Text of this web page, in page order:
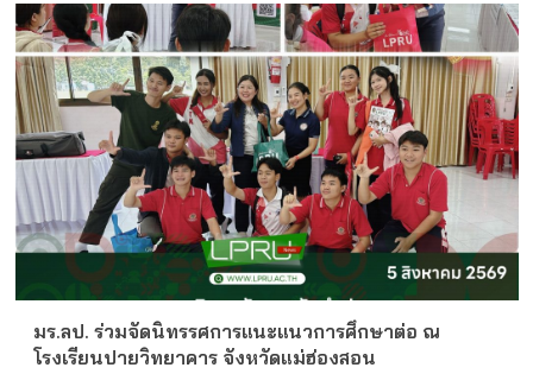
มร.ลป. ร่วมจัดนิทรรศการแนะแนวการศึกษาต่อ ณ
โรงเรียนปายวิทยาคาร จังหวัดแม่ฮ่องสอน